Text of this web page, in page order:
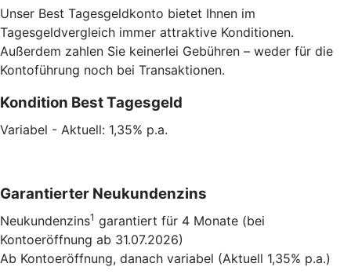
Unser Best Tagesgeldkonto bietet Ihnen im
Tagesgeldvergleich immer attraktive Konditionen.
Außerdem zahlen Sie keinerlei Gebühren – weder für die
Kontoführung noch bei Transaktionen.
Kondition Best Tagesgeld
Variabel - Aktuell: 1,35% p.a.
Garantierter Neukundenzins
Neukundenzins1 garantiert für 4 Monate (bei
Kontoeröffnung ab 31.07.2026)
Ab Kontoeröffnung, danach variabel (Aktuell 1,35% p.a.)